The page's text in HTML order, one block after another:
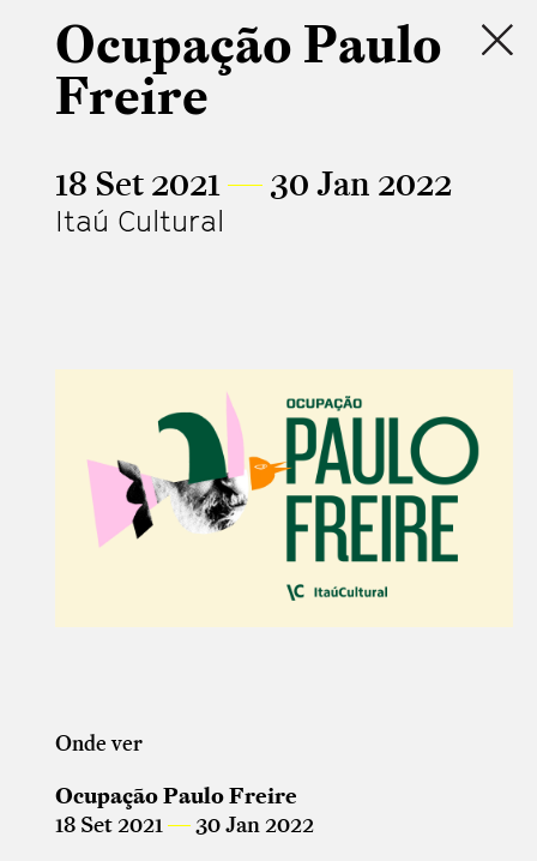
Ocupação Paulo
Freire
18 Set 2021—30 Jan 2022
Itaú Cultural
Onde ver
Ocupação Paulo Freire
18 Set 2021—30 Jan 2022